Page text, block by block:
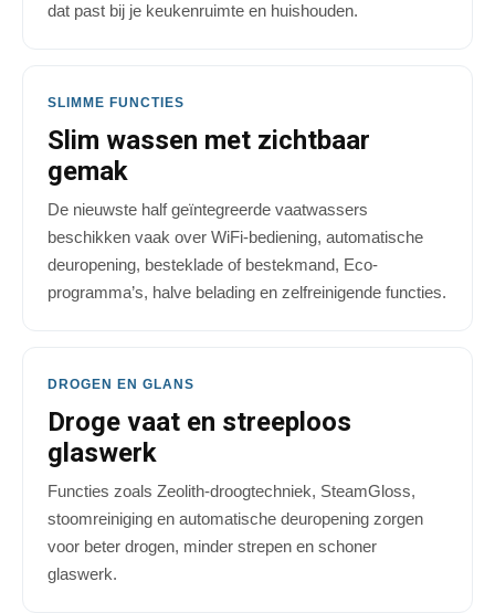
dat past bij je keukenruimte en huishouden.
SLIMME FUNCTIES
Slim wassen met zichtbaar
gemak
De nieuwste half geïntegreerde vaatwassers
beschikken vaak over WiFi-bediening, automatische
deuropening, besteklade of bestekmand, Eco-
programma’s, halve belading en zelfreinigende functies.
DROGEN EN GLANS
Droge vaat en streeploos
glaswerk
Functies zoals Zeolith-droogtechniek, SteamGloss,
stoomreiniging en automatische deuropening zorgen
voor beter drogen, minder strepen en schoner
glaswerk.